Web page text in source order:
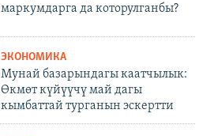
маркумдарга да которулганбы?
ЭКОНОМИКА
Мунай базарындагы каатчылык:
Өкмөт күйүүчү май дагы
кымбаттай турганын эскертти